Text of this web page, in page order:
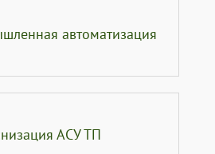
автоматизация
АСУ ТП